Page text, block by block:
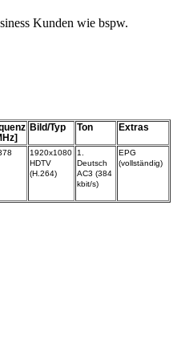
Kunden wie bspw.
Bild/Typ Ton Extras
1920x1080
HDTV
(H.264)
1.
Deutsch
AC3 (384
kbit/s)
EPG
(vollständig)